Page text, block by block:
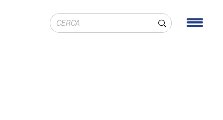
Ricerca globale
Cerca